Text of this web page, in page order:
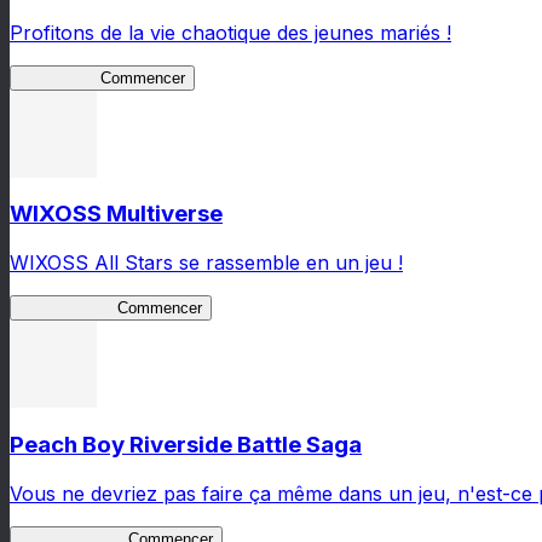
Profitons de la vie chaotique des jeunes mariés !
Commencer
WIXOSS Multiverse
WIXOSS All Stars se rassemble en un jeu !
Commencer
Peach Boy Riverside Battle Saga
Vous ne devriez pas faire ça même dans un jeu, n'est-ce